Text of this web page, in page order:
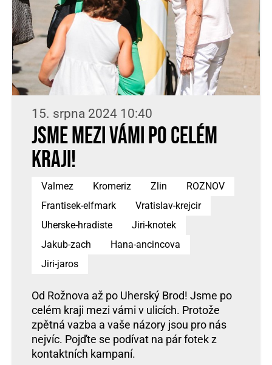
15. srpna 2024 10:40
Jsme mezi vámi po celém
kraji!
Valmez Kromeriz Zlin
ROZNOV
Frantisek-elfmark
Vratislav-krejcir
Uherske-hradiste
Jiri-knotek
Jakub-zach
Hana-ancincova
Jiri-jaros
Od Rožnova až po Uherský Brod! Jsme po
celém kraji mezi vámi v ulicích. Protože
zpětná vazba a vaše názory jsou pro nás
nejvíc. Pojďte se podívat na pár fotek z
kontaktních kampaní.